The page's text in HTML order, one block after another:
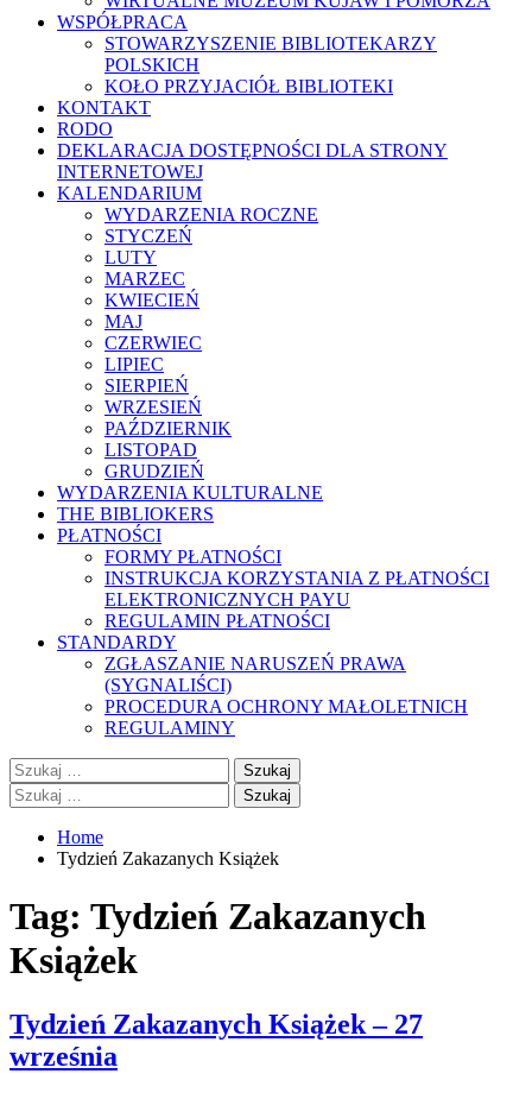
WSPÓŁPRACA
STOWARZYSZENIE BIBLIOTEKARZY
POLSKICH
KOŁO PRZYJACIÓŁ BIBLIOTEKI
KONTAKT
RODO
DEKLARACJA DOSTĘPNOŚCI DLA STRONY
INTERNETOWEJ
KALENDARIUM
WYDARZENIA ROCZNE
STYCZEŃ
LUTY
MARZEC
KWIECIEŃ
MAJ
CZERWIEC
LIPIEC
SIERPIEŃ
WRZESIEŃ
PAŹDZIERNIK
LISTOPAD
GRUDZIEŃ
WYDARZENIA KULTURALNE
THE BIBLIOKERS
PŁATNOŚCI
FORMY PŁATNOŚCI
INSTRUKCJA KORZYSTANIA Z PŁATNOŚCI
ELEKTRONICZNYCH PAYU
REGULAMIN PŁATNOŚCI
STANDARDY
ZGŁASZANIE NARUSZEŃ PRAWA
(SYGNALIŚCI)
PROCEDURA OCHRONY MAŁOLETNICH
REGULAMINY
Szukaj:
Szukaj:
Home
Tydzień Zakazanych Książek
Tag: Tydzień Zakazanych
Książek
Tydzień Zakazanych Książek – 27
września